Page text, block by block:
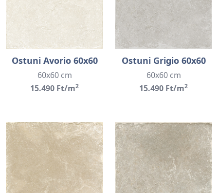
Ostuni Avorio 60x60
60x60 cm
15.490 Ft/m2
Ostuni Grigio 60x60
60x60 cm
15.490 Ft/m2